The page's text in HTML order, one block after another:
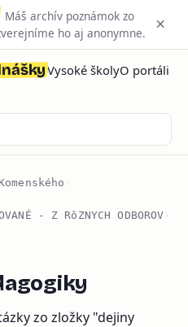
Máš archív poznámok zo
ho aj anonymne. ×
Vysoké školyO portáli
›
- Z RôZNYCH ODBOROV ›
zo zložky "dejiny